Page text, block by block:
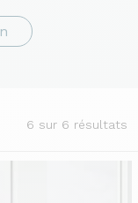
6 sur 6 résultats